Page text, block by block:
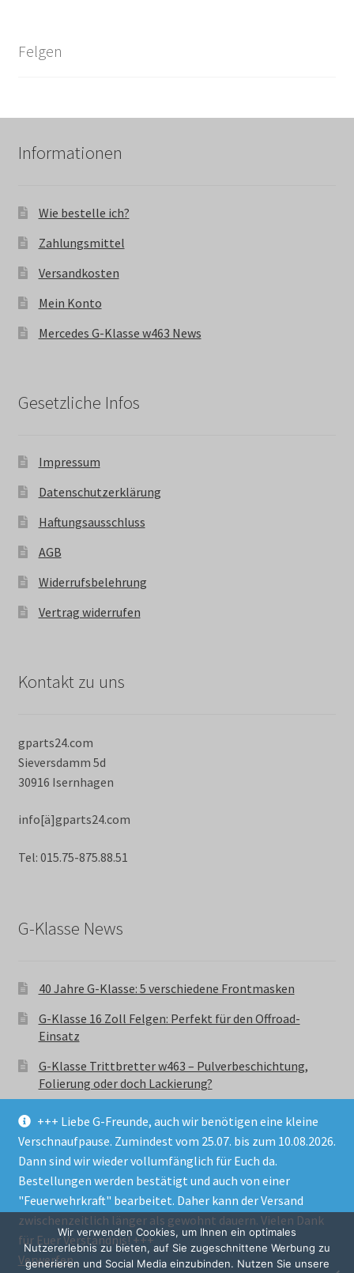
+++ Liebe G-Freunde, auch wir benötigen eine kleine
Verschnaufpause. Zumindest vom 25.07. bis zum 10.08.2026.
Dann sind wir wieder vollumfänglich für Euch da.
Bestellungen werden bestätigt und auch von einer
"Feuerwehrkraft" bearbeitet. Daher kann der Versand
zwischenzeitlich länger als gewohnt dauern. Vielen Dank
für Euer Verständnis! +++
Verwerfen
Felgen
Informationen
Wie bestelle ich?
Zahlungsmittel
Versandkosten
Mein Konto
Mercedes G-Klasse w463 News
Gesetzliche Infos
Impressum
Datenschutzerklärung
Haftungsausschluss
AGB
Widerrufsbelehrung
Vertrag widerrufen
Kontakt zu uns
gparts24.com
Sieversdamm 5d
30916 Isernhagen
info[ä]gparts24.com
Tel: 015.75-875.88.51
G-Klasse News
40 Jahre G-Klasse: 5 verschiedene Frontmasken
G-Klasse 16 Zoll Felgen: Perfekt für den Offroad-
Einsatz
G-Klasse Trittbretter w463 – Pulverbeschichtung,
Folierung oder doch Lackierung?
© GParts24 - G-Klasse w463 Trittbretter, Felgen,
Ersatzteile & Zubebehör.
Datenschutzerklärung
Alle Preise inkl. der gesetzlichen MwSt.
Wir verwenden Cookies, um Ihnen ein optimales
Nutzererlebnis zu bieten, auf Sie zugeschnittene Werbung zu
generieren und Social Media einzubinden. Nutzen Sie unsere